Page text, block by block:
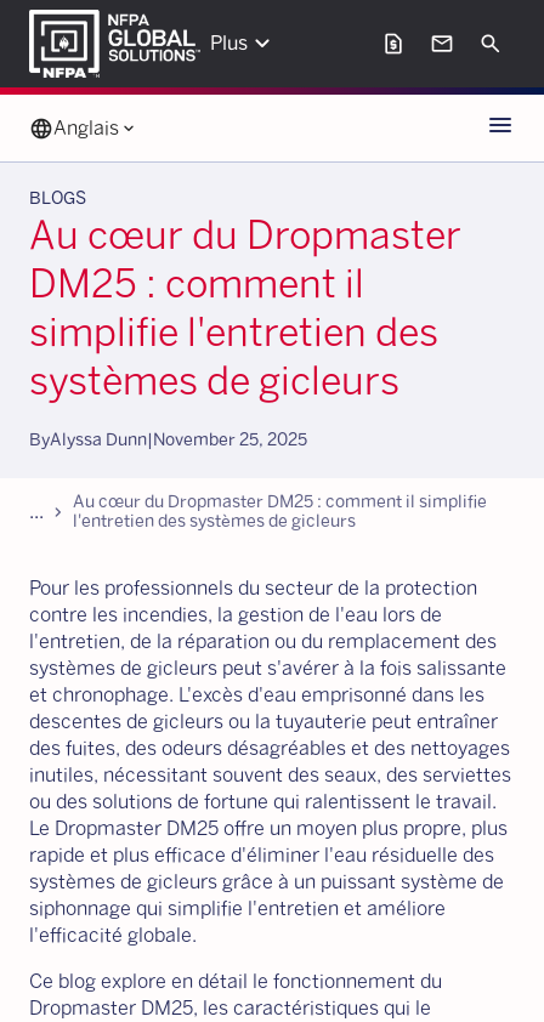
Pluskeyboard_arrow_down request_page mail Search
languageAnglais keyboard_arrow_down Menu
BLOGS
Au cœur du Dropmaster
DM25 : comment il
simplifie l'entretien des
systèmes de gicleurs
ByAlyssa Dunn|November 25, 2025
... chevron_forward Au cœur du Dropmaster DM25 : comment il simplifie
l'entretien des systèmes de gicleurs
Pour les professionnels du secteur de la protection
contre les incendies, la gestion de l'eau lors de
l'entretien, de la réparation ou du remplacement des
systèmes de gicleurs peut s'avérer à la fois salissante
et chronophage. L'excès d'eau emprisonné dans les
descentes de gicleurs ou la tuyauterie peut entraîner
des fuites, des odeurs désagréables et des nettoyages
inutiles, nécessitant souvent des seaux, des serviettes
ou des solutions de fortune qui ralentissent le travail.
Le Dropmaster DM25 offre un moyen plus propre, plus
rapide et plus efficace d'éliminer l'eau résiduelle des
systèmes de gicleurs grâce à un puissant système de
siphonnage qui simplifie l'entretien et améliore
l'efficacité globale.
Ce blog explore en détail le fonctionnement du
Dropmaster DM25, les caractéristiques qui le